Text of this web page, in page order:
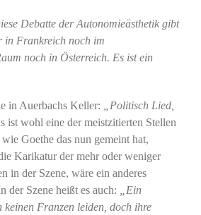
Debatte der Autonomieästhetik gibt
in Frankreich noch im
noch in Österreich. Es ist ein
in Auerbachs Keller:
„Politisch Lied,
ist wohl eine der meistzitierten Stellen
Goethe das nun gemeint hat,
Karikatur der mehr oder weniger
in der Szene, wäre ein anderes
der Szene heißt es auch:
„Ein
keinen Franzen leiden, doch ihre